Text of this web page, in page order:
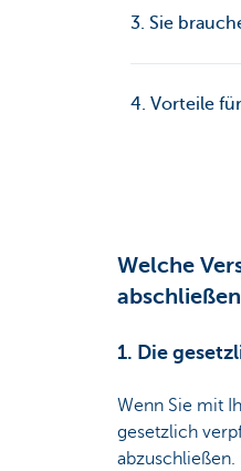
3. Sie
4. Vorteile
Welche
1. Die
Wenn Sie mit
gesetzlich